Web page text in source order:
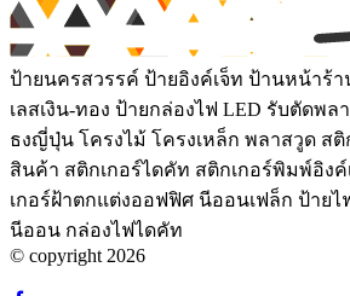
ป้ายนครสวรรค์ ป้ายอิงค์เจ็ท ป้านหน้าร้
เลสเงิน-ทอง ป้ายกล่องไฟ LED รับตัดพ
ธงญี่ปุ่น โครงไม้ โครงเหล็ก พลาสวูด สติ
สินค้า สติกเกอร์ไดคัท สติกเกอร์พิมพ์อิง
เกอร์ฝ้าตกแต่งออฟฟิศ นีออนเฟล็ก ป้ายไ
นีออน กล่องไฟไดคัท
© copyright 2026